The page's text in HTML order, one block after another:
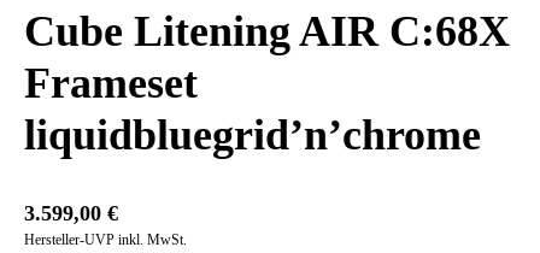
Cube Litening AIR C:68X
Frameset
liquidbluegrid’n’chrome
3.599,00 €
Hersteller-UVP inkl. MwSt.